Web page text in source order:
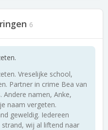
6
Vreselijke school,
Partner in crime Bea van
Andere namen, Anke,
naam vergeten.
geweldig. Iedereen
wij al liftend naar